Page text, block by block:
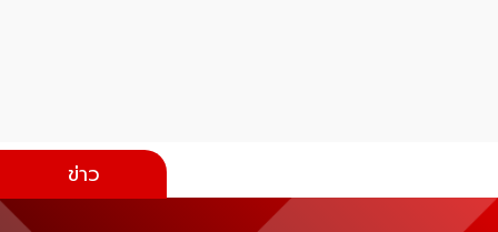
ข่าว